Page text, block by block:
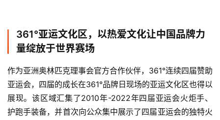
361°亚运文化区，以热爱文化让中国品牌力
量绽放于世界赛场
作为亚洲奥林匹克理事会官方合作伙伴，361°连续四届赞助
亚运会，四届的成长在361°品牌日现场的亚运文化区也得以
展现。该区域汇集了2010年-2022年四届亚运会火炬手、
护跑手装备，并首次向公众集中展示了四届亚运会的独特火